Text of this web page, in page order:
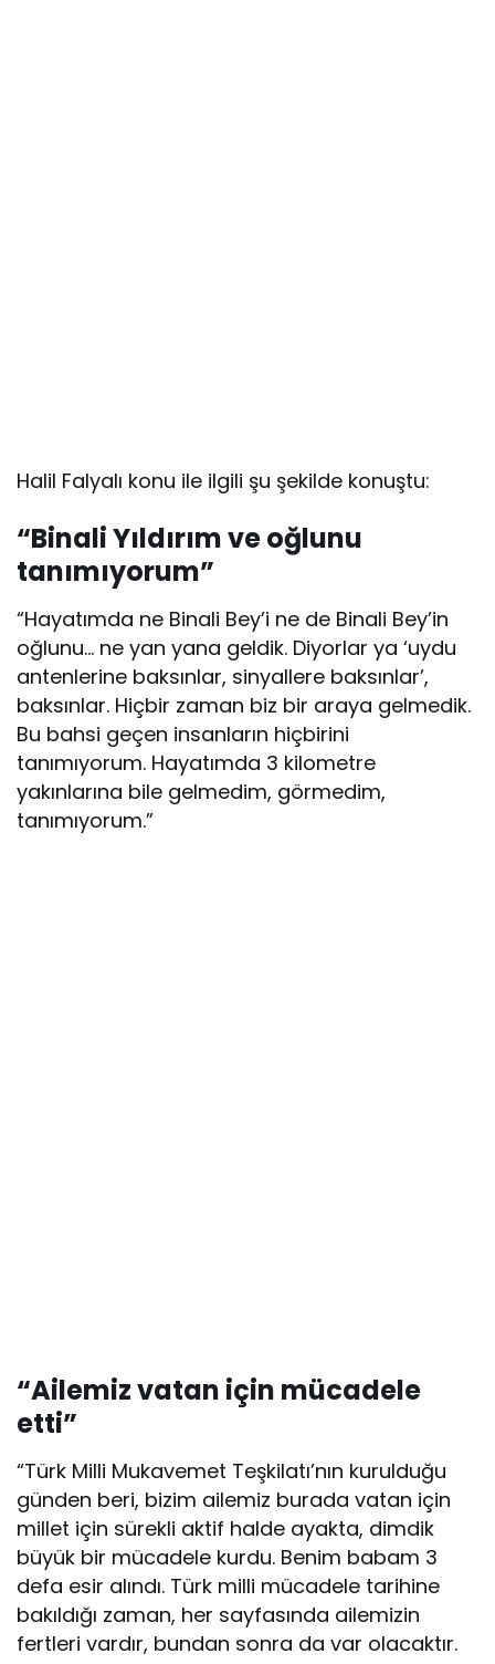
Halil Falyalı konu ile ilgili şu şekilde konuştu:
“Binali Yıldırım ve oğlunu
tanımıyorum”
“Hayatımda ne Binali Bey’i ne de Binali Bey’in
oğlunu… ne yan yana geldik. Diyorlar ya ‘uydu
antenlerine baksınlar, sinyallere baksınlar’,
baksınlar. Hiçbir zaman biz bir araya gelmedik.
Bu bahsi geçen insanların hiçbirini
tanımıyorum. Hayatımda 3 kilometre
yakınlarına bile gelmedim, görmedim,
tanımıyorum.”
“Ailemiz vatan için mücadele
etti”
“Türk Milli Mukavemet Teşkilatı’nın kurulduğu
günden beri, bizim ailemiz burada vatan için
millet için sürekli aktif halde ayakta, dimdik
büyük bir mücadele kurdu. Benim babam 3
defa esir alındı. Türk milli mücadele tarihine
bakıldığı zaman, her sayfasında ailemizin
fertleri vardır, bundan sonra da var olacaktır.